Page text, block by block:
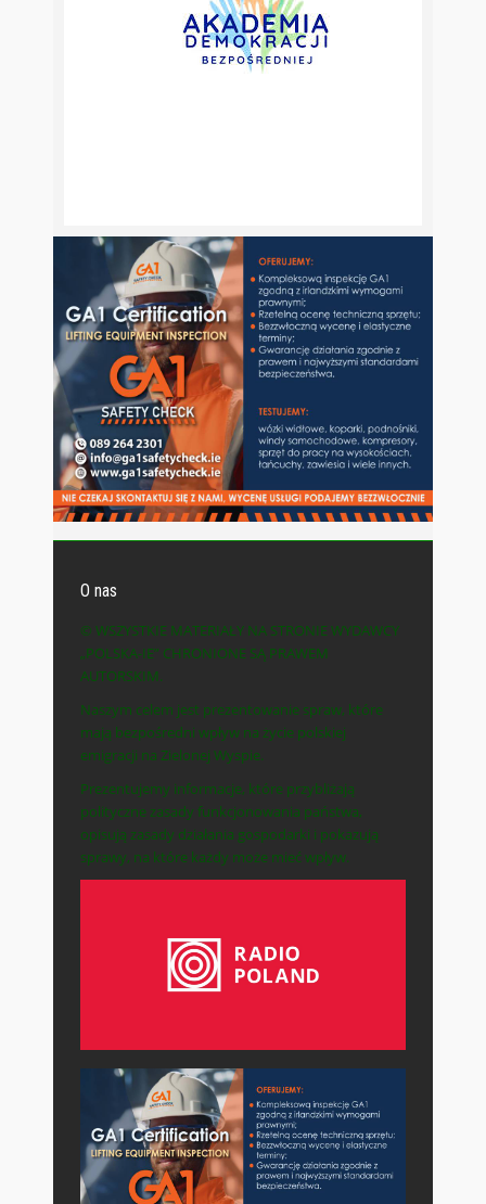
O nas
© WSZYSTKIE MATERIAŁY NA STRONIE WYDAWCY
„POLSKA-IE” CHRONIONE SĄ PRAWEM
AUTORSKIM.
Naszym celem jest prezentowanie spraw, które
mają bezpośredni wpływ na życie polskiej
emigracji na Zielonej Wyspie.
Prezentujemy informacje, które przybliżają
polityczne zasady funkcjonowania państwa,
opisują zasady działania gospodarki i pokazują
sprawy, na które każdy może mieć wpływ.